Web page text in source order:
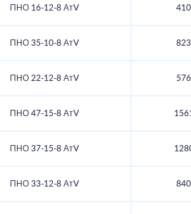
ПНО 16-12-8 АтV 410
ПНО 35-10-8 АтV 823
ПНО 22-12-8 АтV 576
ПНО 47-15-8 АтV
ПНО 37-15-8 АтV
ПНО 33-12-8 АтV 840